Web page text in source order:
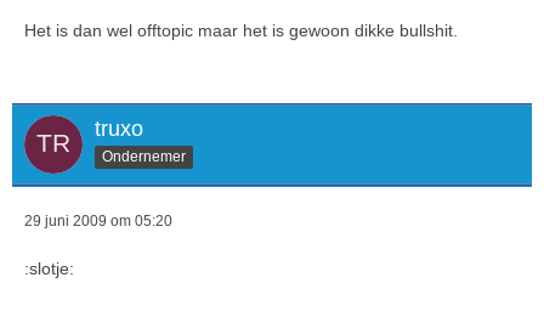
Het is dan wel offtopic maar het is gewoon dikke bullshit.
truxo
Ondernemer
29 juni 2009 om 05:20
:slotje: